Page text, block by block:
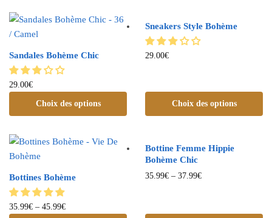
Sandales Bohème Chic
29.00€
Choix des options
Sneakers Style Bohème
29.00€
Choix des options
Bottines Bohème
35.99€ – 45.99€
Bottine Femme Hippie
Bohème Chic
35.99€ – 37.99€